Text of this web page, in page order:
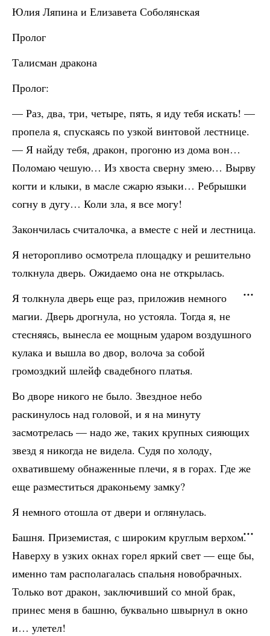
Юлия Ляпина и Елизавета Соболянская
Пролог
Талисман дракона
Пролог:
— Раз, два, три, четыре, пять, я иду тебя искать! —
пропела я, спускаясь по узкой винтовой лестнице.
— Я найду тебя, дракон, прогоню из дома вон…
Поломаю чешую… Из хвоста сверну змею… Вырву
когти и клыки, в масле сжарю языки… Ребрышки
согну в дугу… Коли зла, я все могу!
Закончилась считалочка, а вместе с ней и лестница.
Я неторопливо осмотрела площадку и решительно
толкнула дверь. Ожидаемо она не открылась.
Я толкнула дверь еще раз, приложив немного
магии. Дверь дрогнула, но устояла. Тогда я, не
стесняясь, вынесла ее мощным ударом воздушного
кулака и вышла во двор, волоча за собой
громоздкий шлейф свадебного платья.
Во дворе никого не было. Звездное небо
раскинулось над головой, и я на минуту
засмотрелась — надо же, таких крупных сияющих
звезд я никогда не видела. Судя по холоду,
охватившему обнаженные плечи, я в горах. Где же
еще разместиться драконьему замку?
Я немного отошла от двери и оглянулась.
Башня. Приземистая, с широким круглым верхом.
Наверху в узких окнах горел яркий свет — еще бы,
именно там располагалась спальня новобрачных.
Только вот дракон, заключивший со мной брак,
принес меня в башню, буквально швырнул в окно
и… улетел!